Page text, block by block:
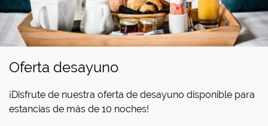
Oferta desayuno
¡Disfrute de nuestra oferta de desayuno disponible para
estancias de más de 10 noches!